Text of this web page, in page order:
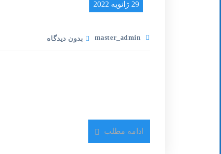
29 ژانویه 2022
master_admin بدون دیدگاه
در جلسه کارگروه پرستاری جامعه نگر اعلام شد
جلسه کارگروه پرستاری جامعه گر با
ادامه مطلب